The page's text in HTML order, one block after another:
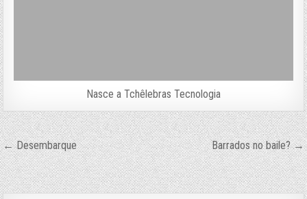
Nasce a Tchêlebras Tecnologia
Navegação
de
Post
← Desembarque Barrados no baile? →